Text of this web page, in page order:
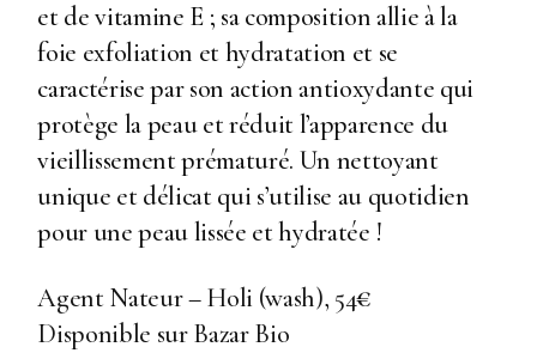
et de vitamine E ; sa composition allie à la
foie exfoliation et hydratation et se
caractérise par son action antioxydante qui
protège la peau et réduit l’apparence du
vieillissement prématuré. Un nettoyant
unique et délicat qui s’utilise au quotidien
pour une peau lissée et hydratée !
Agent Nateur – Holi (wash), 54€
Disponible sur Bazar Bio